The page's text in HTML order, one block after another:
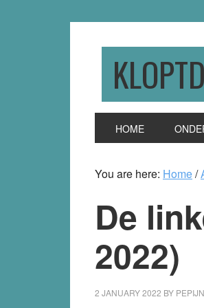
HOME
You are here: Home/
De
2022)
2 JANUARY 2022 BY